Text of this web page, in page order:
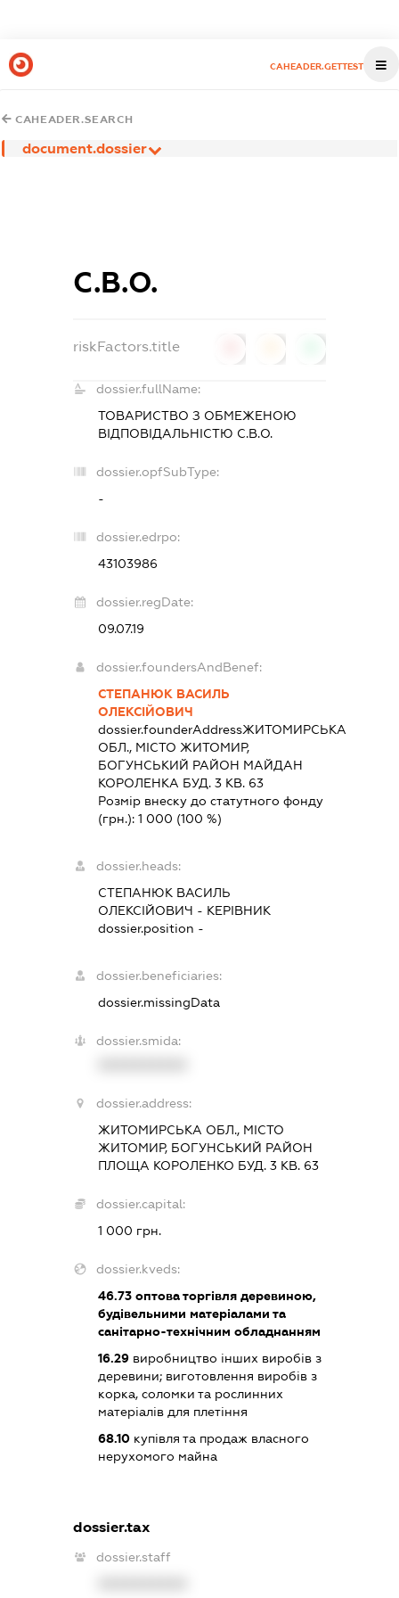
CAHEADER.GETTEST
CAHEADER.SEARCH
document.dossier
С.В.О.
riskFactors.title
dossier.fullName:
ТОВАРИСТВО З ОБМЕЖЕНОЮ
ВІДПОВІДАЛЬНІСТЮ С.В.О.
dossier.opfSubType:
-
dossier.edrpo:
43103986
dossier.regDate:
09.07.19
dossier.foundersAndBenef:
СТЕПАНЮК ВАСИЛЬ
ОЛЕКСІЙОВИЧ
dossier.founderAddressЖИТОМИРСЬКА
ОБЛ., МІСТО ЖИТОМИР,
БОГУНСЬКИЙ РАЙОН МАЙДАН
КОРОЛЕНКА БУД. 3 КВ. 63
Розмір внеску до статутного фонду
(грн.): 1 000 (100 %)
dossier.heads:
СТЕПАНЮК ВАСИЛЬ
ОЛЕКСІЙОВИЧ - КЕРІВНИК
dossier.position -
dossier.beneficiaries:
dossier.missingData
dossier.smida:
dossier.address:
ЖИТОМИРСЬКА ОБЛ., МІСТО
ЖИТОМИР, БОГУНСЬКИЙ РАЙОН
ПЛОЩА КОРОЛЕНКО БУД. 3 КВ. 63
dossier.capital:
1 000 грн.
dossier.kveds:
46.73оптова торгівля деревиною,
будівельними матеріалами та
санітарно-технічним обладнанням
16.29виробництво інших виробів з
деревини; виготовлення виробів з
корка, соломки та рослинних
матеріалів для плетіння
68.10купівля та продаж власного
нерухомого майна
dossier.tax
dossier.staff